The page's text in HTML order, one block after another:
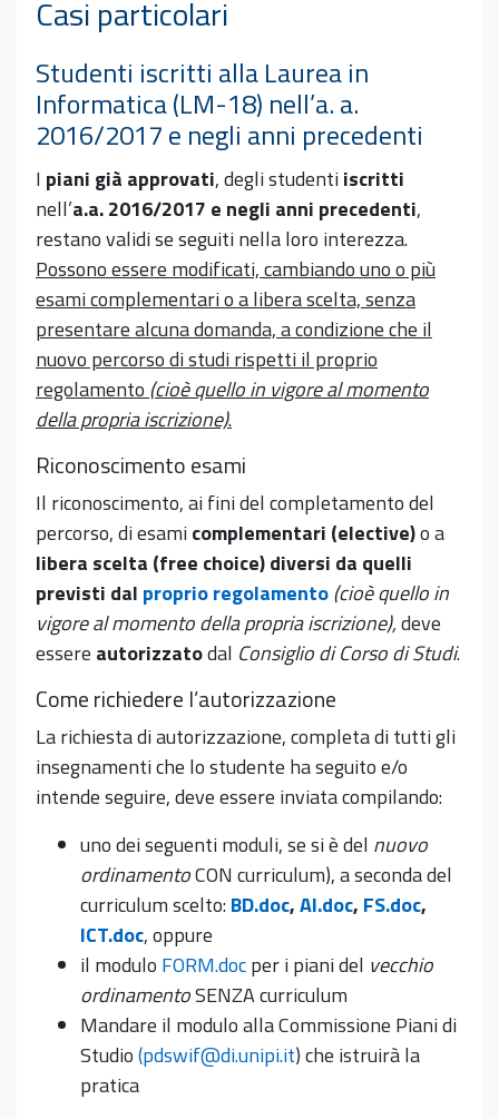
Casi particolari
Studenti iscritti alla Laurea in
Informatica (LM-18) nell’a. a.
2016/2017 e negli anni precedenti
I piani già approvati, degli studentiiscritti
nell’a.a. 2016/2017 e negli anni precedenti,
restano validi se seguiti nella loro interezza.
Possono essere modificati, cambiando uno o più
esami complementari o a libera scelta, senza
presentare alcuna domanda, a condizione che il
nuovo percorso di studi rispettiil proprio
regolamento (cioè quello in vigore al momento
della propria iscrizione).
Riconoscimento esami
Il riconoscimento, ai fini del completamento del
percorso, di esamicomplementari (elective)o a
libera scelta (free choice)diversi da quelli
previsti dal proprio regolamento(cioè quello in
vigore al momento della propria iscrizione),deve
essere autorizzatodal Consiglio di Corso di Studi.
Come richiedere l’autorizzazione
La richiesta di autorizzazione, completa di tutti gli
insegnamenti che lo studente ha seguito e/o
intende seguire, deve essere inviata compilando:
uno dei seguenti moduli, se si è del nuovo
ordinamentoCON curriculum), a seconda del
curriculum scelto:BD.doc,AI.doc, FS.doc,
ICT.doc, oppure
il modulo FORM.docper i piani del vecchio
ordinamentoSENZA curriculum
Mandare il modulo alla Commissione Piani di
Studio(pdswif@di.unipi.it) che istruirà la
pratica